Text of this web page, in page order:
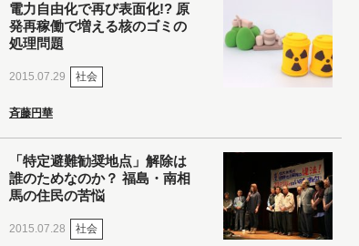
電力自由化で再び表面化!? 原
発再稼働で増える核のゴミの
処理問題
2015.07.29 社会
斉藤円華
「特定避難勧奨地点」解除は
誰のためなのか？ 福島・南相
馬の住民の苦悩
2015.07.28 社会